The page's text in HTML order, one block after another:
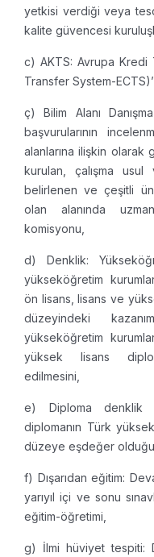
yetkisi verdiği veya
kalite güvencesi
c) AKTS: Avrupa Kredi
Transfer System-
ç) Bilim Alanı
başvurularının
alanlarına ilişkin olarak
kurulan, çalışma
belirlenen ve çeşitli
olan alanında
komisyonu,
d) Denklik:
yükseköğretim
ön lisans, lisans ve
düzeyindeki
yükseköğretim
yüksek lisans
edilmesini,
e) Diploma denklik
diplomanın Türk
düzeye eşdeğer
f) Dışarıdan eğitim:
yarıyıl içi ve sonu
eğitim-öğretimi,
g) İlmi hüviyet tespiti: